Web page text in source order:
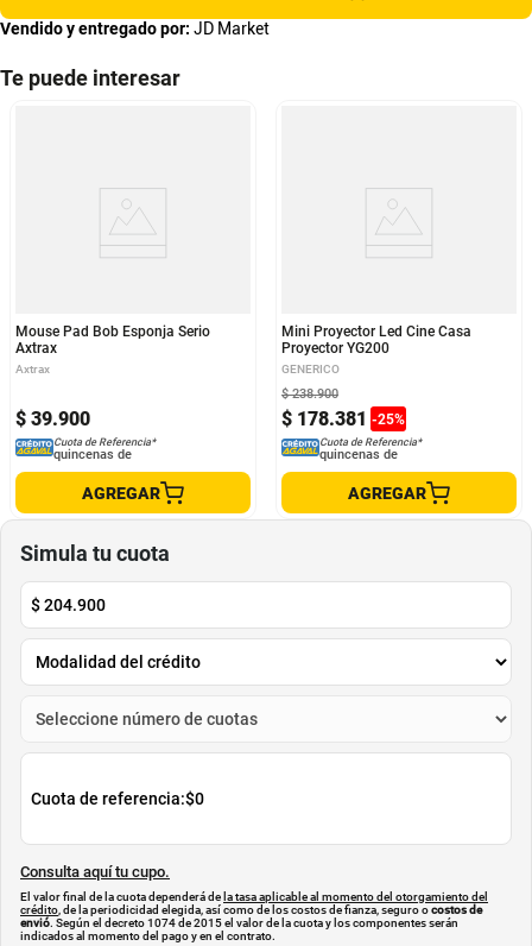
Vendido y entregado por: JD Market
Te puede interesar
Mouse Pad Bob Esponja Serio
Axtrax
Axtrax
$ 39.900
Cuota de Referencia*
quincenas de
AGREGAR
Mini Proyector Led Cine Casa
Proyector YG200
GENERICO
$ 178.381 -25%
$ 238.900
Cuota de Referencia*
quincenas de
AGREGAR
Simula tu cuota
$204.900
Cuota de referencia:$0
Consulta aquí tu cupo.
El valor final de la cuota dependerá de la tasa aplicable al momento del otorgamiento del
crédito , de la periodicidad elegida, así como de los costos de fianza, seguro ocostos de
envió. Según el decreto 1074 de 2015 el valor de la cuota y los componentes serán
indicados al momento del pago y en el contrato.